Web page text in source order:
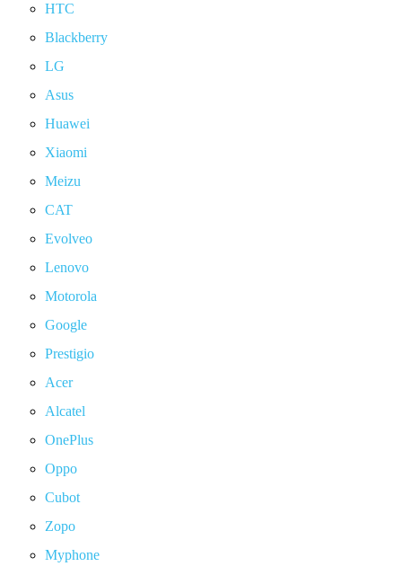
HTC
Blackberry
LG
Asus
Huawei
Xiaomi
Meizu
CAT
Evolveo
Lenovo
Motorola
Google
Prestigio
Acer
Alcatel
OnePlus
Oppo
Cubot
Zopo
Myphone